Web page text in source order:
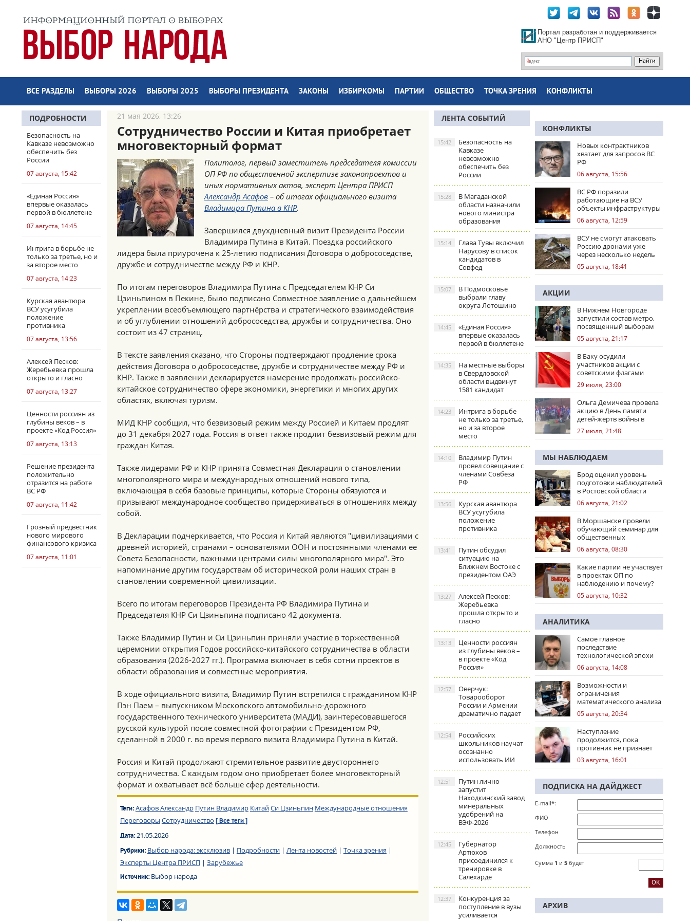
Портал разработан и поддерживается
АНО "Центр ПРИСП"
ВСЕ РАЗДЕЛЫ ВЫБОРЫ 2026 ВЫБОРЫ 2025 ВЫБОРЫ ПРЕЗИДЕНТА ЗАКОНЫ ИЗБИРКОМЫ ПАРТИИ ОБЩЕСТВО ТОЧКА ЗРЕНИЯ КОНФЛИКТЫ
ПОДРОБНОСТИ
Безопасность на
Кавказе невозможно
обеспечить без
России
07 августа, 15:42
«Единая Россия»
впервые оказалась
первой в бюллетене
07 августа, 14:45
Интрига в борьбе не
только за третье, но и
за второе место
07 августа, 14:23
Курская авантюра
ВСУ усугубила
положение
противника
07 августа, 13:56
Алексей Песков:
Жеребьевка прошла
открыто и гласно
07 августа, 13:27
Ценности россиян из
глубины веков – в
проекте «Код Россия»
07 августа, 13:13
Решение президента
положительно
отразится на работе
ВС РФ
07 августа, 11:42
Грозный предвестник
нового мирового
финансового кризиса
07 августа, 11:01
21 мая 2026, 13:26
Сотрудничество России и Китая приобретает
многовекторный формат
Политолог, первый заместитель председателя комиссии
ОП РФ по общественной экспертизе законопроектов и
иных нормативных актов, эксперт Центра ПРИСП
Александр Асафов – об итогах официального визита
Владимира Путина в КНР.
Завершился двухдневный визит Президента России
Владимира Путина в Китай. Поездка российского
лидера была приурочена к 25-летию подписания Договора о добрососедстве,
дружбе и сотрудничестве между РФ и КНР.
По итогам переговоров Владимира Путина с Председателем КНР Си
Цзиньпином в Пекине, было подписано Совместное заявление о дальнейшем
укреплении всеобъемлющего партнёрства и стратегического взаимодействия
и об углублении отношений добрососедства, дружбы и сотрудничества. Оно
состоит из 47 страниц.
В тексте заявления сказано, что Стороны подтверждают продление срока
действия Договора о добрососедстве, дружбе и сотрудничестве между РФ и
КНР. Также в заявлении декларируется намерение продолжать российско-
китайское сотрудничество сфере экономики, энергетики и многих других
областях, включая туризм.
МИД КНР сообщил, что безвизовый режим между Россией и Китаем продлят
до 31 декабря 2027 года. Россия в ответ также продлит безвизовый режим для
граждан Китая.
Также лидерами РФ и КНР принята Совместная Декларация о становлении
многополярного мира и международных отношений нового типа,
включающая в себя базовые принципы, которые Стороны обязуются и
призывают международное сообщество придерживаться в отношениях между
собой.
В Декларации подчеркивается, что Россия и Китай являются "цивилизациями с
древней историей, странами – основателями ООН и постоянными членами ее
Совета Безопасности, важными центрами силы многополярного мира". Это
напоминание другим государствам об исторической роли наших стран в
становлении современной цивилизации.
Всего по итогам переговоров Президента РФ Владимира Путина и
Председателя КНР Си Цзиньпина подписано 42 документа.
Также Владимир Путин и Си Цзиньпин приняли участие в торжественной
церемонии открытия Годов российско-китайского сотрудничества в области
образования (2026-2027 гг.). Программа включает в себя сотни проектов в
области образования и совместные мероприятия.
В ходе официального визита, Владимир Путин встретился с гражданином КНР
Пэн Паем – выпускником Московского автомобильно-дорожного
государственного технического университета (МАДИ), заинтересовавшегося
русской культурой после совместной фотографии с Президентом РФ,
сделанной в 2000 г. во время первого визита Владимира Путина в Китай.
Россия и Китай продолжают стремительное развитие двустороннего
сотрудничества. С каждым годом оно приобретает более многовекторный
формат и охватывает всё больше сфер деятельности.
Теги:Асафов Александр Путин Владимир КитайСи Цзиньпин Международные отношения
Переговоры Сотрудничество [ Все теги ]
Дата:21.05.2026
Рубрики:Выбор народа: эксклюзив| Подробности| Лента новостей| Точка зрения |
Эксперты Центра ПРИСП| Зарубежье
Источник:Выбор народа
ЛЕНТА СОБЫТИЙ
Безопасность на
Кавказе
невозможно
обеспечить без
России
15:42
В Магаданской
области назначили
нового министра
образования
15:28
Глава Тувы включил
Нарусову в список
кандидатов в
Совфед
15:14
В Подмосковье
выбрали главу
округа Лотошино
15:07
«Единая Россия»
впервые оказалась
первой в бюллетене
14:45
На местные выборы
в Свердловской
области выдвинут
1581 кандидат
14:35
Интрига в борьбе
не только за третье,
но и за второе
место
14:23
Владимир Путин
провел совещание с
членами Совбеза
РФ
14:10
Курская авантюра
ВСУ усугубила
положение
противника
13:56
Путин обсудил
ситуацию на
Ближнем Востоке с
президентом ОАЭ
13:41
Алексей Песков:
Жеребьевка
прошла открыто и
гласно
13:27
Ценности россиян
из глубины веков –
в проекте «Код
Россия»
13:13
Оверчук:
Товарооборот
России и Армении
драматично падает
12:57
Российских
школьников научат
осознанно
использовать ИИ
12:54
Путин лично
запустит
Находкинский завод
минеральных
удобрений на
ВЭФ-2026
12:51
Губернатор
Артюхов
присоединился к
тренировке в
Салехарде
12:45
Конкуренция за
поступление в вузы
усиливается
12:37
КОНФЛИКТЫ
Новых контрактников
хватает для запросов ВС
РФ
06 августа, 15:56
ВС РФ поразили
работающие на ВСУ
объекты инфраструктуры
и центры логистики
06 августа, 12:59
ВСУ не смогут атаковать
Россию дронами уже
через несколько недель
05 августа, 18:41
АКЦИИ
В Нижнем Новгороде
запустили состав метро,
посвященный выборам
05 августа, 21:17
В Баку осудили
участников акции с
советскими флагами
29 июля, 23:00
Ольга Демичева провела
акцию в День памяти
детей-жертв войны в
Донбассе
27 июля, 21:48
МЫ НАБЛЮДАЕМ
Брод оценил уровень
подготовки наблюдателей
в Ростовской области
06 августа, 21:02
В Моршанске провели
обучающий семинар для
общественных
наблюдателей
06 августа, 08:30
Какие партии не участвует
в проектах ОП по
наблюдению и почему?
05 августа, 10:32
АНАЛИТИКА
Самое главное
последствие
технологической эпохи
06 августа, 14:08
Возможности и
ограничения
математического анализа
избирательных кампаний
05 августа, 20:34
Наступление
продолжится, пока
противник не признает
стратегическое
поражение
03 августа, 16:01
ПОДПИСКА НА ДАЙДЖЕСТ
E-mail*:
ФИО
Телефон
Должность
Сумма 1 и 5 будет
АРХИВ